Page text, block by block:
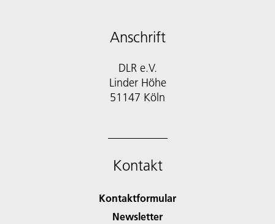
Anschrift
DLR e.V.
Linder Höhe
51147 Köln
Kontakt
Kontaktformular
Newsletter